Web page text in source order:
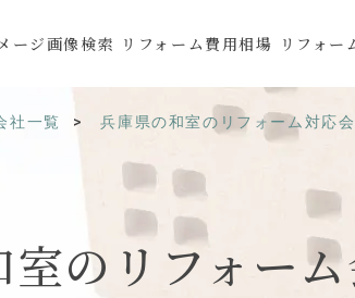
ージ画像検索 リフォーム費用相場 リフォー
社一覧 兵庫県の和室のリフォーム対応
室の リフォー